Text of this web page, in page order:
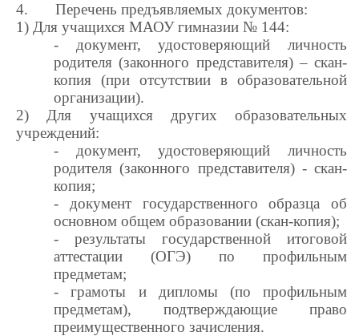
4.
Перечень предъявляемых документов:
1) Для учащихся МАОУ гимназии № 144:
- документ, удостоверяющий личность
родителя (законного представителя) – скан-
копия (при отсутствии в образовательной
организации).
2) Для учащихся других образовательных
учреждений:
- документ, удостоверяющий личность
родителя (законного представителя) - скан-
копия;
- документ государственного образца об
основном общем образовании (скан-копия);
- результаты государственной итоговой
аттестации (ОГЭ) по профильным
предметам;
- грамоты и дипломы (по профильным
предметам), подтверждающие право
преимущественного зачисления.